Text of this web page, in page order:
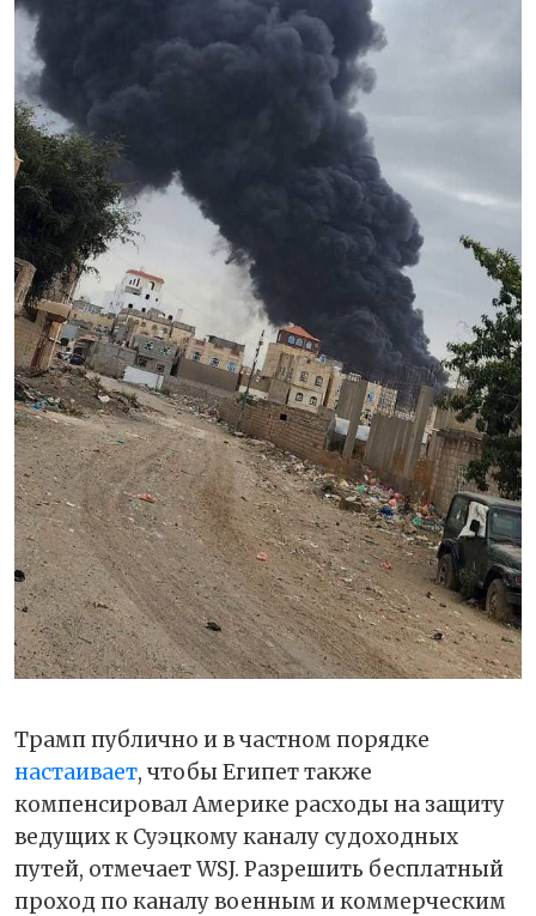
Трамп публично и в частном порядке
настаивает, чтобы Египет также
компенсировал Америке расходы на защиту
ведущих к Суэцкому каналу судоходных
путей, отмечает WSJ. Разрешить бесплатный
проход по каналу военным и коммерческим